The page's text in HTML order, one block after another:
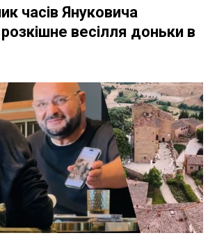
часів Януковича
весілля доньки в